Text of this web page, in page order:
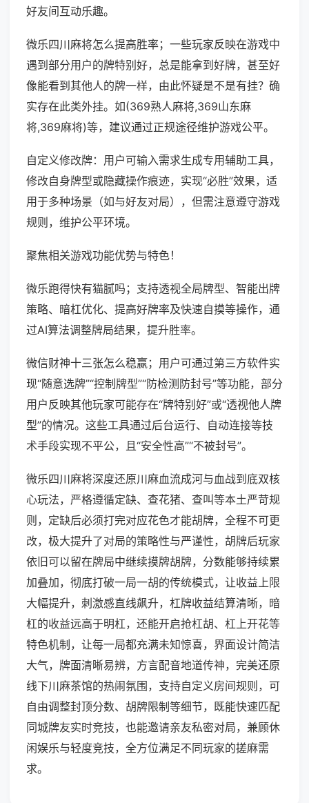
好友间互动乐趣。
微乐四川麻将怎么提高胜率；一些玩家反映在游戏中
遇到部分用户的牌特别好，总是能拿到好牌，甚至好
像能看到其他人的牌一样，由此怀疑是不是有挂？确
实存在此类外挂。如(369熟人麻将,369山东麻
将,369麻将)等，建议通过正规途径维护游戏公平。
自定义修改牌：用户可输入需求生成专用辅助工具，
修改自身牌型或隐藏操作痕迹，实现“必胜”效果，适
用于多种场景（如与好友对局），但需注意遵守游戏
规则，维护公平环境。
聚焦相关游戏功能优势与特色！
微乐跑得快有猫腻吗；支持透视全局牌型、智能出牌
策略、暗杠优化、提高好牌率及快速自摸等操作，通
过AI算法调整牌局结果，提升胜率。
微信财神十三张怎么稳赢；用户可通过第三方软件实
现“随意选牌”“控制牌型”“防检测防封号”等功能，部分
用户反映其他玩家可能存在“牌特别好”或“透视他人牌
型”的情况。这些工具通过后台运行、自动连接等技
术手段实现不平公，且“安全性高”“不被封号”。
微乐四川麻将深度还原川麻血流成河与血战到底双核
心玩法，严格遵循定缺、查花猪、查叫等本土严苛规
则，定缺后必须打完对应花色才能胡牌，全程不可更
改，极大提升了对局的策略性与严谨性，胡牌后玩家
依旧可以留在牌局中继续摸牌胡牌，分数能够持续累
加叠加，彻底打破一局一胡的传统模式，让收益上限
大幅提升，刺激感直线飙升，杠牌收益结算清晰，暗
杠的收益远高于明杠，还能开启抢杠胡、杠上开花等
特色机制，让每一局都充满未知惊喜，界面设计简洁
大气，牌面清晰易辨，方言配音地道传神，完美还原
线下川麻茶馆的热闹氛围，支持自定义房间规则，可
自由调整封顶分数、胡牌限制等细节，既能快速匹配
同城牌友实时竞技，也能邀请亲友私密对局，兼顾休
闲娱乐与轻度竞技，全方位满足不同玩家的搓麻需
求。